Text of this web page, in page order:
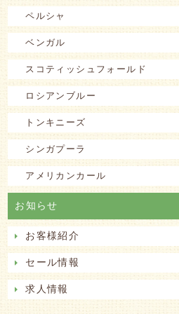
ペルシャ
ベンガル
スコティッシュフォールド
ロシアンブルー
トンキニーズ
シンガプーラ
アメリカンカール
お知らせ
お客様紹介
セール情報
求人情報